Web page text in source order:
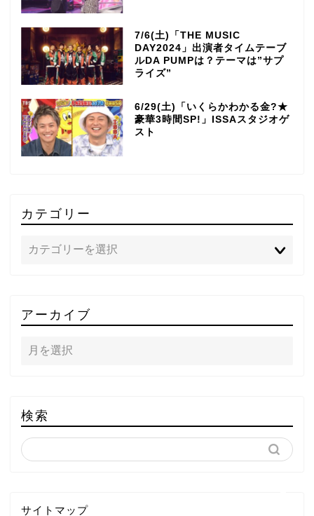
7/6(土)「THE MUSIC
DAY2024」出演者タイムテーブ
ルDA PUMPは？テーマは”サプ
ライズ”
6/29(土)「いくらかわかる金?★
豪華3時間SP!」ISSAスタジオゲ
スト
カテゴリー
アーカイブ
検索
サイトマップ
～DA PUMP YORIの晴れ
ばれラジオ～